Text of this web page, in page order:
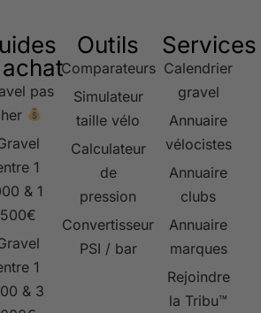
pas
1
& 1
500€
1
& 3
Outils
Comparateurs
Simulateur
taille vélo
Calculateur
de
pression
Convertisseur
PSI / bar
Services
Calendrier
gravel
Annuaire
vélocistes
Annuaire
clubs
Annuaire
marques
Rejoindre
la Tribu™